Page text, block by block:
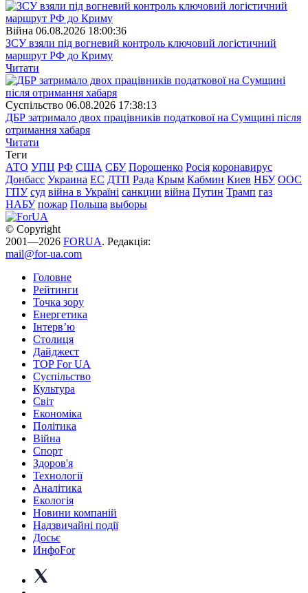
Війна 06.08.2026 18:00:36
ЗСУ взяли під вогневий контроль ключовий логістичний
маршрут РФ до Криму
Читати
Суспiльство 06.08.2026 17:38:13
ДБР затримало двох працівників податкової на Сумщині після
отримання хабаря
Читати
Теги
АТО УПЦ РФ США СБУ Порошенко Росія коронавирус
Донбасс Украина ЕС ДТП Рада Крым Кабмин Киев НБУ ООС
ГПУ суд війна в Україні санкции війна Путин Трамп газ
НАБУ пожар Польша выборы
© Copyright
2001—2026 FORUA. Редакція:
mail@for-ua.com
Головне
Рейтинги
Точка зору
Енергетика
Інтерв’ю
Столиця
Дайджест
TOP For UA
Суспiльство
Культура
Світ
Економіка
Політика
Війна
Спорт
Здоров'я
Технології
Аналітика
Екологія
Новини компаній
Надзвичайні події
Досьє
ИнфоFor